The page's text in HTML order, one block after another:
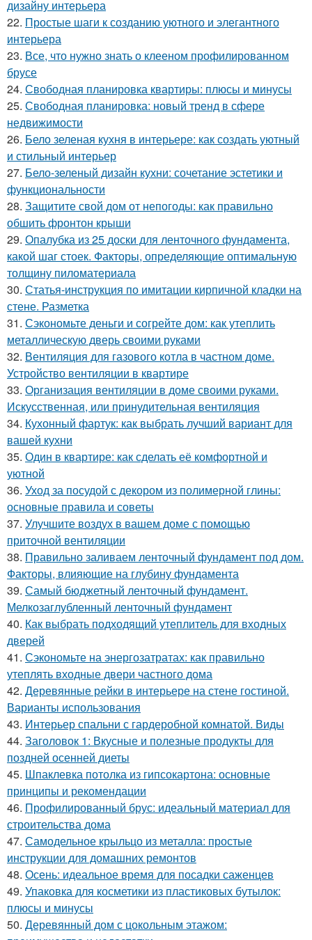
дизайну интерьера
22. Простые шаги к созданию уютного и элегантного
интерьера
23. Все, что нужно знать о клееном профилированном
брусе
24. Свободная планировка квартиры: плюсы и минусы
25. Свободная планировка: новый тренд в сфере
недвижимости
26. Бело зеленая кухня в интерьере: как создать уютный
и стильный интерьер
27. Бело-зеленый дизайн кухни: сочетание эстетики и
функциональности
28. Защитите свой дом от непогоды: как правильно
обшить фронтон крыши
29. Опалубка из 25 доски для ленточного фундамента,
какой шаг стоек. Факторы, определяющие оптимальную
толщину пиломатериала
30. Статья-инструкция по имитации кирпичной кладки на
стене. Разметка
31. Сэкономьте деньги и согрейте дом: как утеплить
металлическую дверь своими руками
32. Вентиляция для газового котла в частном доме.
Устройство вентиляции в квартире
33. Организация вентиляции в доме своими руками.
Искусственная, или принудительная вентиляция
34. Кухонный фартук: как выбрать лучший вариант для
вашей кухни
35. Один в квартире: как сделать её комфортной и
уютной
36. Уход за посудой с декором из полимерной глины:
основные правила и советы
37. Улучшите воздух в вашем доме с помощью
приточной вентиляции
38. Правильно заливаем ленточный фундамент под дом.
Факторы, влияющие на глубину фундамента
39. Самый бюджетный ленточный фундамент.
Мелкозаглубленный ленточный фундамент
40. Как выбрать подходящий утеплитель для входных
дверей
41. Сэкономьте на энергозатратах: как правильно
утеплять входные двери частного дома
42. Деревянные рейки в интерьере на стене гостиной.
Варианты использования
43. Интерьер спальни с гардеробной комнатой. Виды
44. Заголовок 1: Вкусные и полезные продукты для
поздней осенней диеты
45. Шпаклевка потолка из гипсокартона: основные
принципы и рекомендации
46. Профилированный брус: идеальный материал для
строительства дома
47. Самодельное крыльцо из металла: простые
инструкции для домашних ремонтов
48. Осень: идеальное время для посадки саженцев
49. Упаковка для косметики из пластиковых бутылок:
плюсы и минусы
50. Деревянный дом с цокольным этажом: